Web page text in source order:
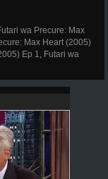
wa Precure: Max
Max Heart (2005)
Ep 1, Futari wa